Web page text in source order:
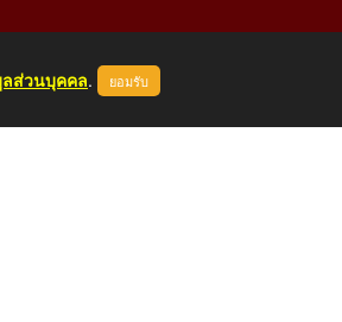
ส่วนบุคคล. ยอมรับ